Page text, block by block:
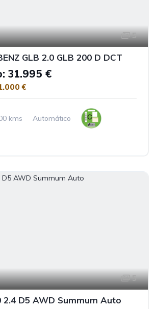
5
GLB 2.0 GLB 200 D DCT
31.995 €
€
kms Automático
5
2.4 D5 AWD Summum Auto